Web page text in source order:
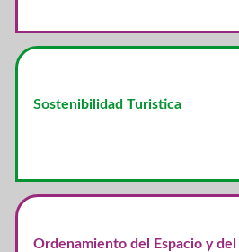
Sostenibilidad Turistica
Ordenamiento del Espacio y